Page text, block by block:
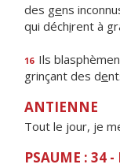
des gens
qui déchirent à
16 Ils
grinçant des de
ANTIENNE
Tout le jour, je
PSAUME : 34 -